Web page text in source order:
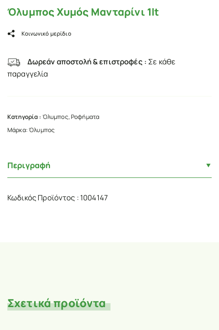
Όλυμπος Χυμός Μανταρίνι 1lt
Κοινωνικό μερίδιο
Δωρεάν αποστολή & επιστροφές : Σε κάθε
παραγγελία
Κατηγορία : Όλυμπος,Ροφήματα
Μάρκα:Όλυμπος
Περιγραφή
Κωδικός Προϊόντος : 1004147
Σχετικά προϊόντα